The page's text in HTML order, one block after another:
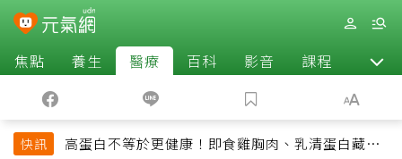
焦點 養生 醫療 百科 影音 課程 退休
快訊
高蛋白不等於更健康！即食雞胸肉、乳清蛋白藏陷